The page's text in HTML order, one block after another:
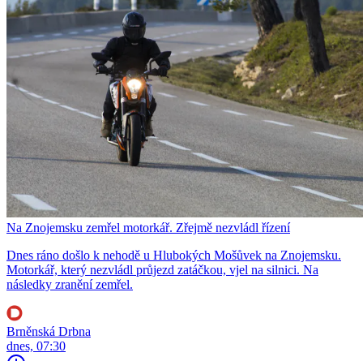
Na Znojemsku zemřel motorkář. Zřejmě nezvládl řízení
Dnes ráno došlo k nehodě u Hlubokých Mošůvek na Znojemsku.
Motorkář, který nezvládl průjezd zatáčkou, vjel na silnici. Na
následky zranění zemřel.
Brněnská Drbna
dnes, 07:30